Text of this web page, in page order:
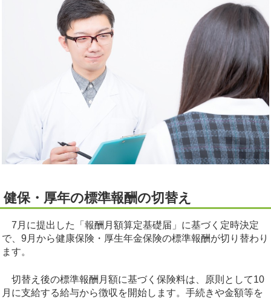
健保・厚年の標準報酬の切替え
7月に提出した「報酬月額算定基礎届」に基づく定時決定
で、9月から健康保険・厚生年金保険の標準報酬が切り替わり
ます。
切替え後の標準報酬月額に基づく保険料は、原則として10
月に支給する給与から徴収を開始します。手続きや金額等を